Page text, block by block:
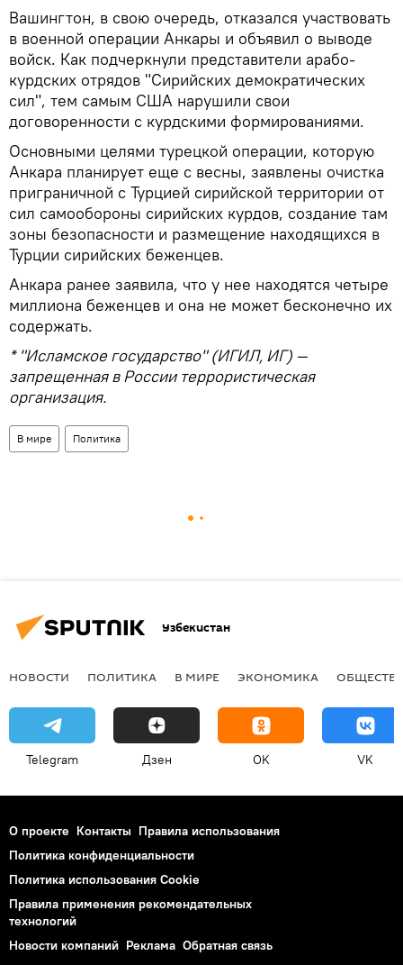
Вашингтон, в свою очередь, отказался участвовать
в военной операции Анкары и объявил о выводе
войск. Как подчеркнули представители арабо-
курдских отрядов "Сирийских демократических
сил", тем самым США нарушили свои
договоренности с курдскими формированиями.
Основными целями турецкой операции, которую
Анкара планирует еще с весны, заявлены очистка
приграничной с Турцией сирийской территории от
сил самообороны сирийских курдов, создание там
зоны безопасности и размещение находящихся в
Турции сирийских беженцев.
Анкара ранее заявила, что у нее находятся четыре
миллиона беженцев и она не может бесконечно их
содержать.
* "Исламское государство" (ИГИЛ, ИГ) —
запрещенная в России террористическая
организация.
В мире Политика
Узбекистан
НОВОСТИ ПОЛИТИКА В МИРЕ ЭКОНОМИКА
Telegram Дзен OK VK
О проекте Контакты Правила использования
Политика конфиденциальности
Политика использования Cookie
Правила применения рекомендательных
технологий
Новости компаний Реклама Обратная связь